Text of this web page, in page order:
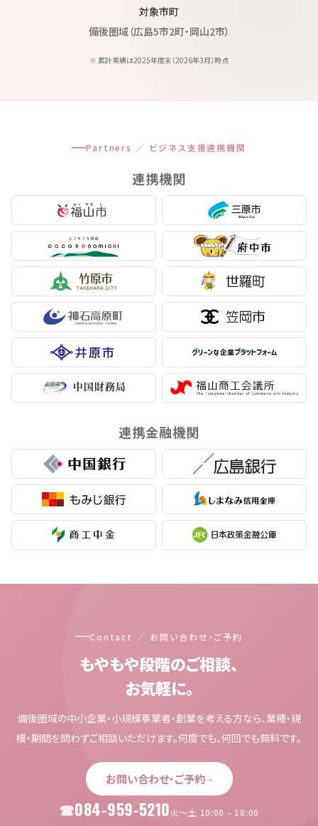
対象市町
備後圏域（広島5市2町・岡山2市）
※ 累計実績は2025年度末（2026年3月）時点
Partners ／ ビジネス支援連携機関
連携機関
連携金融機関
Contact ／ お問い合わせ・ご予約
もやもや段階のご相談、
お気軽に。
備後圏域の中小企業・小規模事業者・創業を考える方なら、業種・規
模・期間を問わずご相談いただけます。何度でも、何回でも無料です。
お問い合わせ・ご予約→
084-959-5210火〜土 10:00 – 18:00